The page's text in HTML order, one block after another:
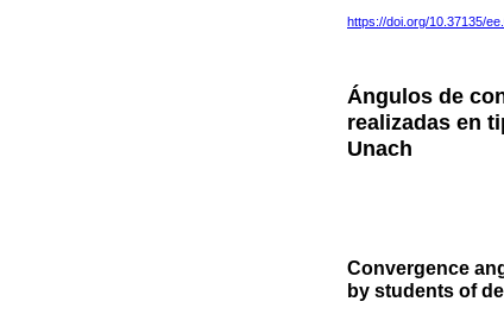
https://doi.org/10.37135/
Ángulos de
realizadas en
Unach
Convergence
by students of